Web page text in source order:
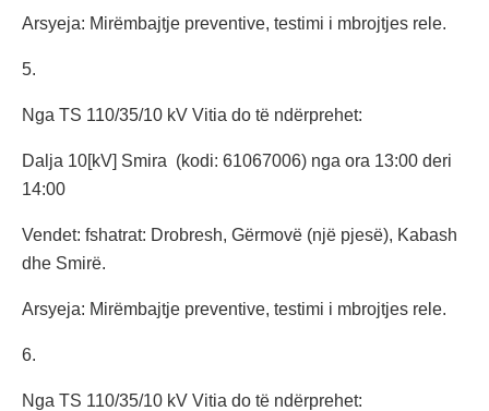
Arsyeja: Mirëmbajtje preventive, testimi i mbrojtjes rele.
5.
Nga TS 110/35/10 kV Vitia do të ndërprehet:
Dalja 10[kV] Smira (kodi: 61067006) nga ora 13:00 deri
14:00
Vendet: fshatrat: Drobresh, Gërmovë (një pjesë), Kabash
dhe Smirë.
Arsyeja: Mirëmbajtje preventive, testimi i mbrojtjes rele.
6.
Nga TS 110/35/10 kV Vitia do të ndërprehet: